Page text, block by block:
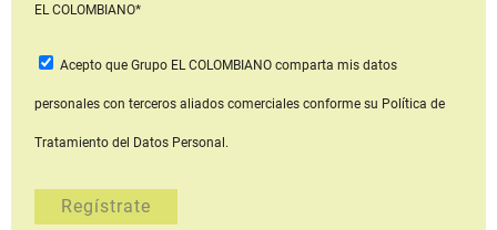
EL COLOMBIANO*
Acepto que Grupo EL COLOMBIANOcomparta mis datos
personales con terceros aliados comerciales conforme su Política de
Tratamiento del Datos Personal.